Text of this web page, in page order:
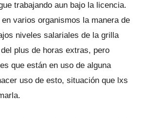
trabajando aun bajo la licencia.
varios organismos la manera de
niveles salariales de la grilla
plus de horas extras, pero
que están en uso de alguna
uso de esto, situación que lxs